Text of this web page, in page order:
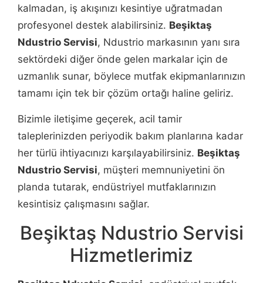
kalmadan, iş akışınızı kesintiye uğratmadan
profesyonel destek alabilirsiniz. Beşiktaş
Ndustrio Servisi, Ndustrio markasının yanı sıra
sektördeki diğer önde gelen markalar için de
uzmanlık sunar, böylece mutfak ekipmanlarınızın
tamamı için tek bir çözüm ortağı haline geliriz.
Bizimle iletişime geçerek, acil tamir
taleplerinizden periyodik bakım planlarına kadar
her türlü ihtiyacınızı karşılayabilirsiniz. Beşiktaş
Ndustrio Servisi, müşteri memnuniyetini ön
planda tutarak, endüstriyel mutfaklarınızın
kesintisiz çalışmasını sağlar.
Beşiktaş Ndustrio Servisi
Hizmetlerimiz